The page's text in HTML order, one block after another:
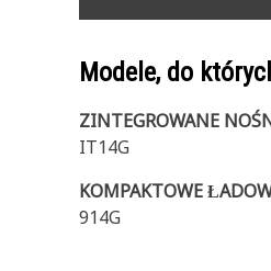
Modele, do
ZINTEGROWANE
IT14G
KOMPAKTOWE
914G